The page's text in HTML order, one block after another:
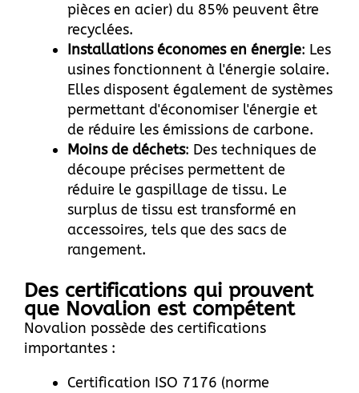
pièces en acier) du 85% peuvent être
recyclées.
Installations économes en énergie: Les
usines fonctionnent à l'énergie solaire.
Elles disposent également de systèmes
permettant d'économiser l'énergie et
de réduire les émissions de carbone.
Moins de déchets: Des techniques de
découpe précises permettent de
réduire le gaspillage de tissu. Le
surplus de tissu est transformé en
accessoires, tels que des sacs de
rangement.
Des certifications qui prouvent
que Novalion est compétent
Novalion possède des certifications
importantes :
Certification ISO 7176 (norme